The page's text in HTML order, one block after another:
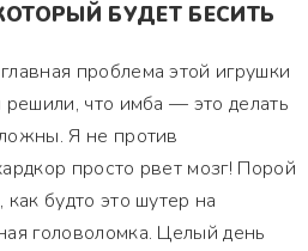
БУДЕТ БЕСИТЬ
проблема этой игрушки
решили, что имба — это делать
Я не против
просто рвет мозг! Порой
будто это шутер на
головоломка. Целый день